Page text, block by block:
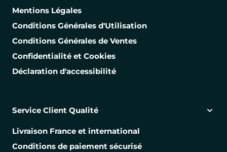
Mentions Légales
Conditions Générales d'Utilisation
Conditions Générales de Ventes
Confidentialité et Cookies
Déclaration d'accessibilité
Service Client Qualité
Livraison France et international
Conditions de paiement sécurisé